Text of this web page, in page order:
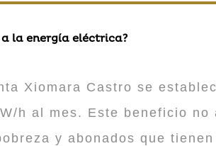
la energía eléctrica?
Xiomara Castro se
h al mes. Este beneficio
y abonados que